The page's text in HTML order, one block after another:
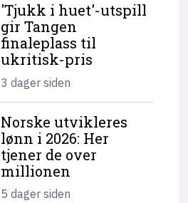
'Tjukk i huet'-utspill
gir Tangen
finaleplass til
ukritisk-pris
3 dager siden
Norske utvikleres
lønn i 2026: Her
tjener de over
millionen
5 dager siden